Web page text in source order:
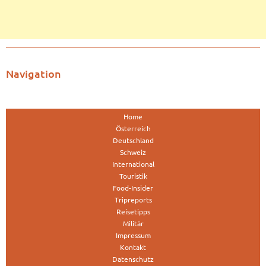
Navigation
Home
Österreich
Deutschland
Schweiz
International
Touristik
Food-Insider
Tripreports
Reisetipps
Militär
Impressum
Kontakt
Datenschutz